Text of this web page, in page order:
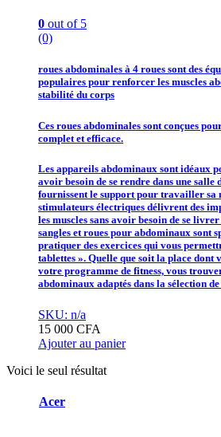
0 out of 5
(0)
roues abdominales à 4 roues sont des
populaires pour renforcer les muscles
stabilité du corps
Ces roues abdominales sont conçues
complet et efficace.
Les appareils abdominaux sont idéaux
avoir besoin de se rendre dans une salle
fournissent le support pour travailler sa
stimulateurs électriques délivrent des
les muscles sans avoir besoin de se
sangles et roues pour abdominaux sont
pratiquer des exercices qui vous
tablettes ». Quelle que soit la place dont
votre programme de fitness, vous
abdominaux adaptés dans la sélection
SKU: n/a
15 000 CFA
Ajouter au panier
Voici le seul résultat
Brands Carousel
Acer